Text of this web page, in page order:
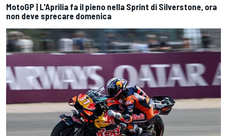
MotoGP | L'Aprilia fa il pieno nella Sprint di Silverstone, ora
non deve sprecare domenica